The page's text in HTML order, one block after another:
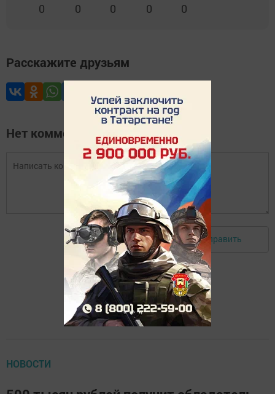
0 0 0 0 0
Расскажите друзьям
Нет комментариев
Авторизоваться Отправить
НОВОСТИ